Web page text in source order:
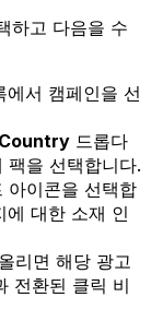
하고 다음을 수
서 캠페인을 선
Country 드롭다
팩을 선택합니다.
아이콘을 선택합
에 대한 소재 인
리면 해당 광고
전환된 클릭 비